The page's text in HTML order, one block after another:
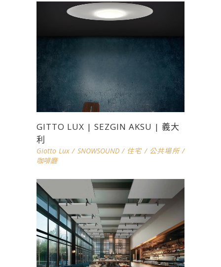
GITTO LUX | SEZGIN AKSU | 義大
利
Giotto Lux / SNOWSOUND/ 住宅/ 公共場所/
咖啡廳